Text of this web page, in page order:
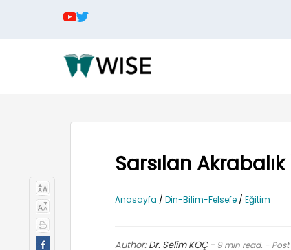
Sarsılan
Anasayfa / Din-Bilim-Felsefe / Eğitim
Author:Dr. Selim KOÇ- 9 min read. -